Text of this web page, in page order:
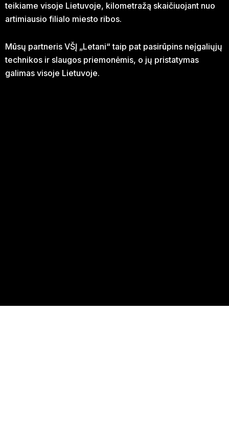
teikiame visoje Lietuvoje, kilometražą skaičiuojant nuo
artimiausio filialo miesto ribos.
Mūsų partneris VŠĮ „Letani“ taip pat pasirūpins neįgaliųjų
technikos ir slaugos priemonėmis, o jų pristatymas
galimas visoje Lietuvoje.